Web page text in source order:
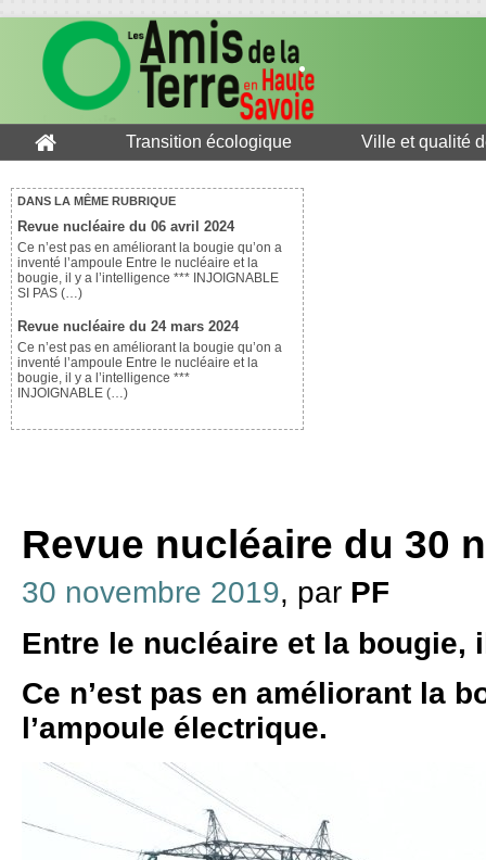
Transition écologique Ville et qualité
DANS LA MÊME RUBRIQUE
Revue nucléaire du 06 avril 2024
Ce n’est pas en améliorant la bougie qu’on a
inventé l’ampoule Entre le nucléaire et la
bougie, il y a l’intelligence *** INJOIGNABLE
SI PAS (…)
Revue nucléaire du 24 mars 2024
Ce n’est pas en améliorant la bougie qu’on a
inventé l’ampoule Entre le nucléaire et la
bougie, il y a l’intelligence ***
INJOIGNABLE (…)
Revue nucléaire du 30
30 novembre 2019, par PF
Entre le nucléaire et la bougie,
Ce n’est pas en améliorant la
l’ampoule électrique.